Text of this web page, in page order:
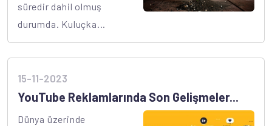
süredir dahil olmuş
durumda. Kuluçka...
15-11-2023
YouTube Reklamlarında Son Gelişmeler...
Dünya üzerinde